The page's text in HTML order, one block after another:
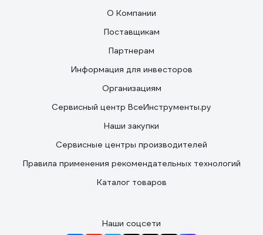
О Компании
Поставщикам
Партнерам
Информация для инвесторов
Организациям
Сервисный центр ВсеИнструменты.ру
Наши закупки
Сервисные центры производителей
Правила применения рекомендательных технологий
Каталог товаров
Наши соцсети